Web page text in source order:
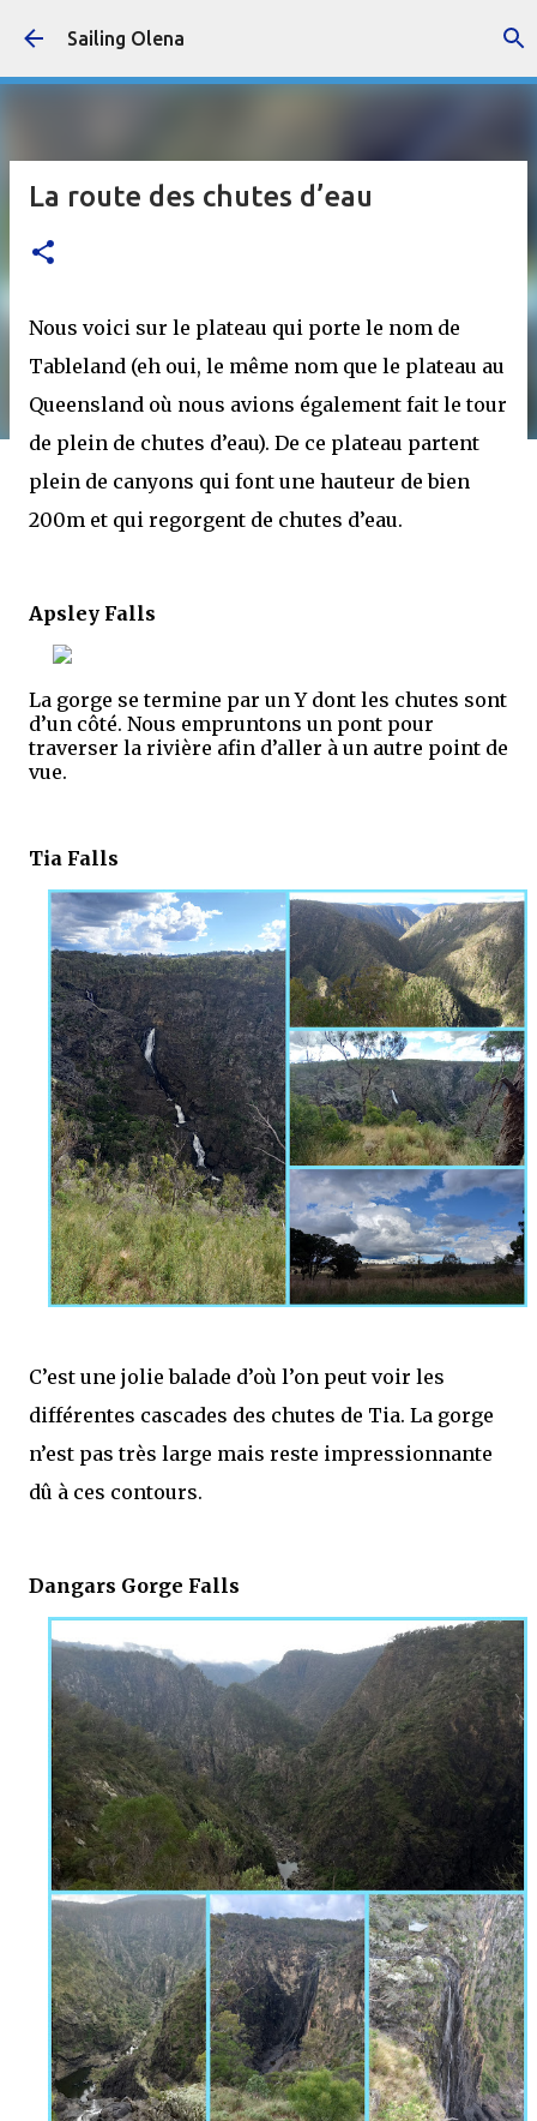
Sailing Olena
La route des chutes d’eau
Nous voici sur le plateau qui porte le nom de
Tableland (eh oui, le même nom que le plateau au
Queensland où nous avions également fait le tour
de plein de chutes d’eau). De ce plateau partent
plein de canyons qui font une hauteur de bien
200m et qui regorgent de chutes d’eau.
Apsley Falls
La gorge se termine par un Y dont les chutes sont
d’un côté. Nous empruntons un pont pour
traverser la rivière afin d’aller à un autre point de
vue.
Tia Falls
C’est une jolie balade d’où l’on peut voir les
différentes cascades des chutes de Tia. La gorge
n’est pas très large mais reste impressionnante
dû à ces contours.
Dangars Gorge Falls